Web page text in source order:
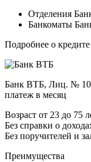
Отделения
Банкоматы
Подробнее о
Банк ВТБ, Лиц. №
платеж в месяц
Возраст от 23 до 75
Без справки о
Без поручителей и
Преимущества